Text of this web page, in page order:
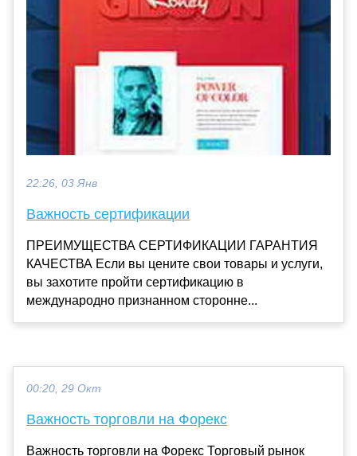
22:26, 03 Янв
Важность сертификации
ПРЕИМУЩЕСТВА СЕРТИФИКАЦИИ ГАРАНТИЯ
КАЧЕСТВА Если вы цените свои товары и услуги,
вы захотите пройти сертификацию в
международно признанном сторонне...
00:20, 29 Окт
Важность торговли на Форекс
Важность торговли на Форекс Торговый рынок